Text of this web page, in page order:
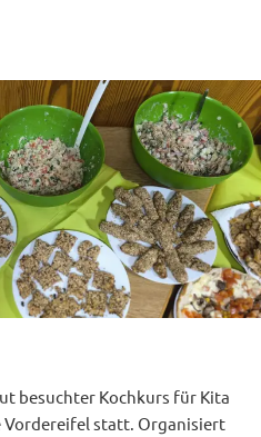
besuchter Kochkurs für Kita
Vordereifel statt. Organisiert